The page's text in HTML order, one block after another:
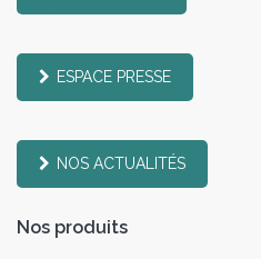
ESPACE PRESSE
NOS ACTUALITÉS
Nos produits